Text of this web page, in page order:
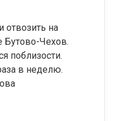
отвозить на
Чехов.
поблизости.
в неделю.